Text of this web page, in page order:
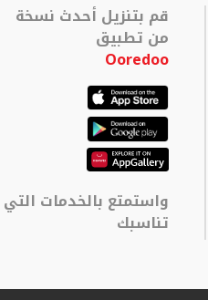
قم بتنزيل أحدث نسخة
من تطبيق
Ooredoo
واستمتع بالخدمات التي
تناسبك